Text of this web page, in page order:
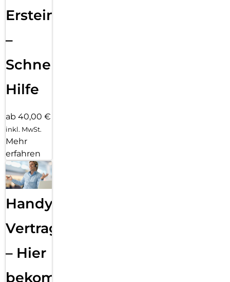
Ersteinrichtung
–
Schnelle
Hilfe
ab 40,00 €
inkl. MwSt.
Mehr
erfahren
Handy
Vertragsabwicklung
– Hier
bekommst